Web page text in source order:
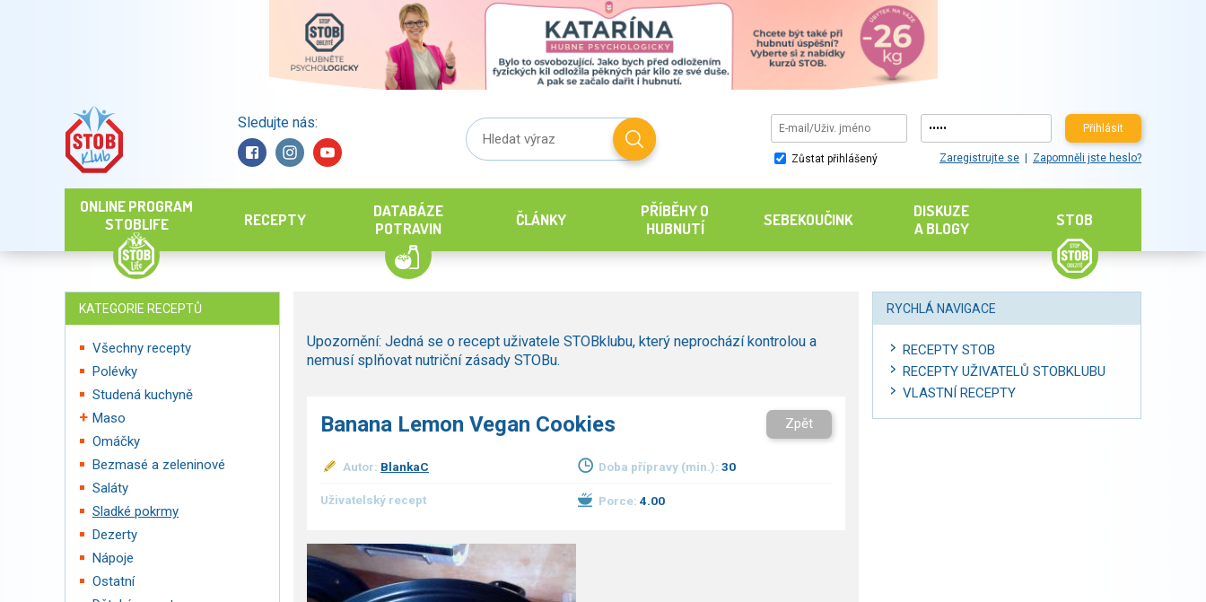
Sledujte nás: Přihlásit
Zůstat přihlášený Zaregistrujte se Zapomněli jste heslo?
ONLINE PROGRAM
STOBLIFE
RECEPTY
DATABÁZE
POTRAVIN
ČLÁNKY
PŘÍBĚHY O
HUBNUTÍ
SEBEKOUČINK
DISKUZE
A BLOGY
STOB
KATEGORIE RECEPTŮ
Všechny recepty
Polévky
Studená kuchyně
Maso
Omáčky
Bezmasé a zeleninové
Saláty
Sladké pokrmy
Dezerty
Nápoje
Ostatní
Upozornění: Jedná se o recept uživatele STOBklubu, který neprochází kontrolou a
nemusí splňovat nutriční zásady STOBu.
Banana Lemon Vegan Cookies Zpět
Autor: BlankaC Doba přípravy (min.): 30
Uživatelský recept Porce: 4.00
RYCHLÁ NAVIGACE
RECEPTY STOB
RECEPTY UŽIVATELŮ STOBKLUBU
VLASTNÍ RECEPTY